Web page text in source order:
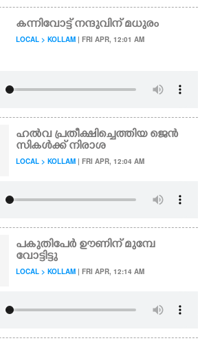
കന്നിവോട്ട് നന്ദുവിന് മധുരം
LOCAL > KOLLAM | FRI APR, 12:01 AM
ഹൽവ പ്രതീക്ഷിച്ചെത്തിയ ജെൻ
സികൾക്ക് നിരാശ
LOCAL > KOLLAM | FRI APR, 12:04 AM
പകുതിപേർ ഊണിന് മുമ്പേ
വോട്ടിട്ടു
LOCAL > KOLLAM | FRI APR, 12:14 AM